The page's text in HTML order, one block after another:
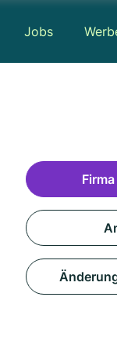
Jobs